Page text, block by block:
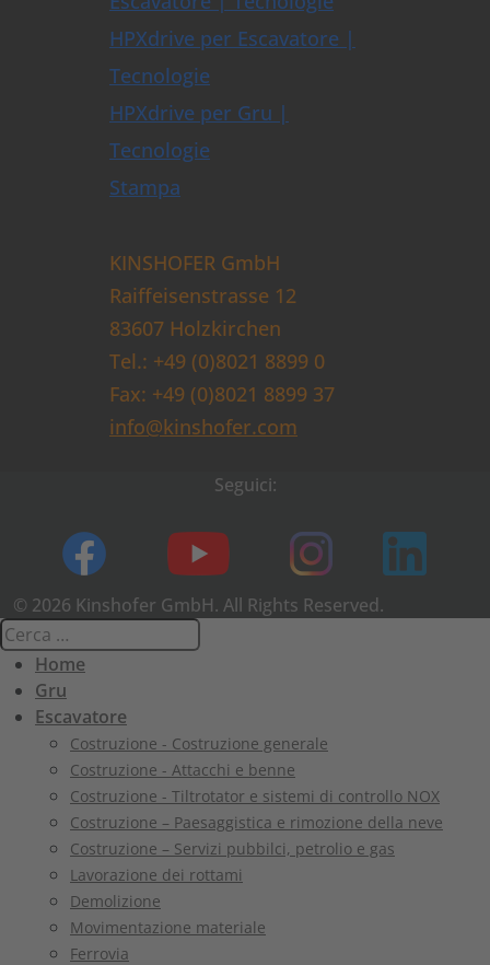
HPXdrive per Escavatore |
Tecnologie
HPXdrive per Gru |
Tecnologie
Stampa
KINSHOFER GmbH
Raiffeisenstrasse 12
83607 Holzkirchen
Tel.: +49 (0)8021 8899 0
Fax: +49 (0)8021 8899 37
info@kinshofer.com
Seguici:
© 2026 Kinshofer GmbH. All Rights Reserved.
Home
Gru
Escavatore
Costruzione - Costruzione generale
Costruzione - Attacchi e benne
Costruzione - Tiltrotator e sistemi di controllo NOX
Costruzione – Paesaggistica e rimozione della neve
Costruzione – Servizi pubbilci, petrolio e gas
Lavorazione dei rottami
Demolizione
Movimentazione materiale
Ferrovia